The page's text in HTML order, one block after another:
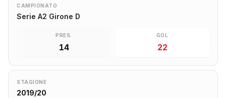
CAMPIONATO
Serie A2 Girone D
PRES.
14
GOL
22
STAGIONE
2019/20